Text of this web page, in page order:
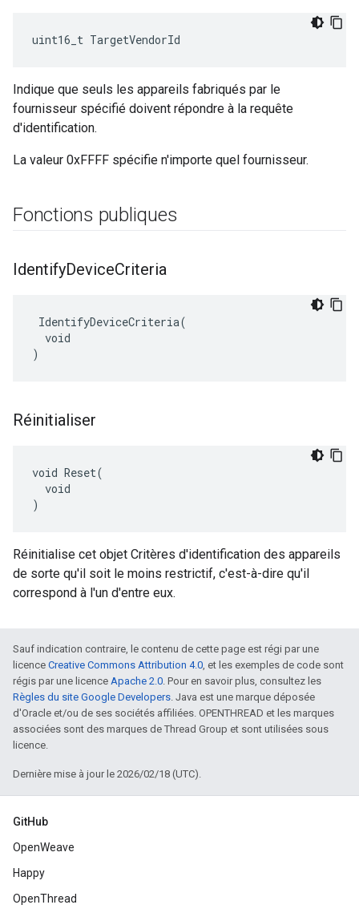
uint16_t TargetVendorId
Indique que seuls les appareils fabriqués par le
fournisseur spécifié doivent répondre à la requête
d'identification.
La valeur 0xFFFF spécifie n'importe quel fournisseur.
Fonctions publiques
IdentifyDeviceCriteria
IdentifyDeviceCriteria(
  void
)
Réinitialiser
void Reset(
  void
)
Réinitialise cet objet Critères d'identification des appareils
de sorte qu'il soit le moins restrictif, c'est-à-dire qu'il
correspond à l'un d'entre eux.
Sauf indication contraire, le contenu de cette page est régi par une
licence Creative Commons Attribution 4.0, et les exemples de code sont
régis par une licence Apache 2.0. Pour en savoir plus, consultez les
Règles du site Google Developers. Java est une marque déposée
d'Oracle et/ou de ses sociétés affiliées. OPENTHREAD et les marques
associées sont des marques de Thread Group et sont utilisées sous
licence.
Dernière mise à jour le 2026/02/18 (UTC).
GitHub
OpenWeave
Happy
OpenThread